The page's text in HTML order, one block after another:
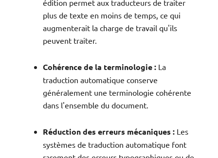
édition permet aux traducteurs de traiter
plus de texte en moins de temps, ce qui
augmenterait la charge de travail qu'ils
peuvent traiter.
Cohérence de la terminologie : La
traduction automatique conserve
généralement une terminologie cohérente
dans l'ensemble du document.
Réduction des erreurs mécaniques : Les
systèmes de traduction automatique font